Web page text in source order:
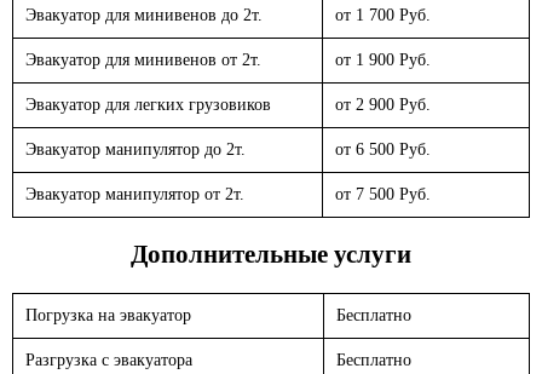
Эвакуатор для минивенов до 2т. от 1 700 Руб.
Эвакуатор для минивенов от 2т. от 1 900 Руб.
Эвакуатор для легких грузовиков от 2 900 Руб.
Эвакуатор манипулятор до 2т. от 6 500 Руб.
Эвакуатор манипулятор от 2т. от 7 500 Руб.
Дополнительные услуги
Погрузка на эвакуатор Бесплатно
Разгрузка с эвакуатора Бесплатно